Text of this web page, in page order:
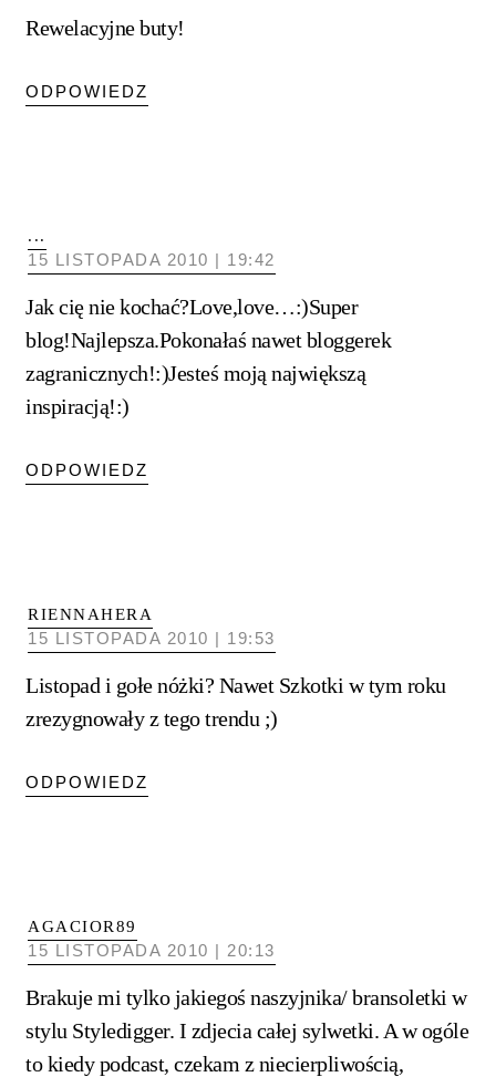
Rewelacyjne buty!
ODPOWIEDZ
...
15 LISTOPADA 2010 | 19:42
Jak cię nie kochać?Love,love…:)Super
blog!Najlepsza.Pokonałaś nawet bloggerek
zagranicznych!:)Jesteś moją największą
inspiracją!:)
ODPOWIEDZ
RIENNAHERA
15 LISTOPADA 2010 | 19:53
Listopad i gołe nóżki? Nawet Szkotki w tym roku
zrezygnowały z tego trendu ;)
ODPOWIEDZ
AGACIOR89
15 LISTOPADA 2010 | 20:13
Brakuje mi tylko jakiegoś naszyjnika/ bransoletki w
stylu Styledigger. I zdjecia całej sylwetki. A w ogóle
to kiedy podcast, czekam z niecierpliwością,